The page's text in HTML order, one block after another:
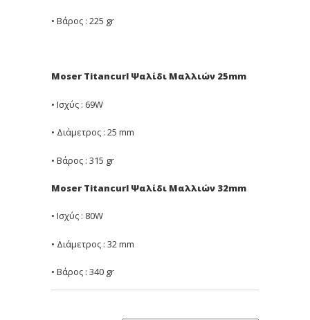
• Βάρος : 225 gr
Moser Titancurl Ψαλίδι Μαλλιών 25mm
• Ισχύς : 69W
• Διάμετρος : 25 mm
• Βάρος : 315 gr
Moser Titancurl Ψαλίδι Μαλλιών 32mm
• Ισχύς : 80W
• Διάμετρος : 32 mm
• Βάρος : 340 gr